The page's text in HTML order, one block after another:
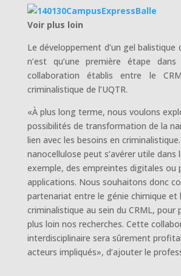
Voir plus loin
Le développement d’un gel balistique
n’est qu’une première étape
collaboration établis entre le
criminalistique de l’UQTR.
«À plus long terme, nous voulons
possibilités de transformation de la
lien avec les besoins en
nanocellulose peut s’avérer utile dans
exemple, des empreintes digitales ou
applications. Nous souhaitons donc
partenariat entre le génie chimique et
criminalistique au sein du CRML, pour
plus loin nos recherches. Cette
interdisciplinaire sera sûrement
acteurs impliqués», d’ajouter le